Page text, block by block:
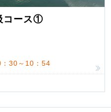
コース①
30～10：54